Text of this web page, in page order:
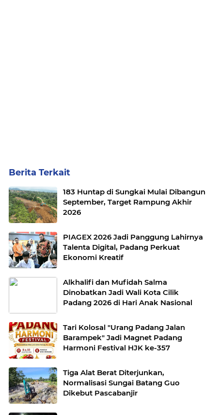
Berita Terkait
183 Huntap di Sungkai Mulai Dibangun
September, Target Rampung Akhir
2026
PIAGEX 2026 Jadi Panggung Lahirnya
Talenta Digital, Padang Perkuat
Ekonomi Kreatif
Alkhalifi dan Mufidah Salma
Dinobatkan Jadi Wali Kota Cilik
Padang 2026 di Hari Anak Nasional
Tari Kolosal "Urang Padang Jalan
Barampek" Jadi Magnet Padang
Harmoni Festival HJK ke-357
Tiga Alat Berat Diterjunkan,
Normalisasi Sungai Batang Guo
Dikebut Pascabanjir